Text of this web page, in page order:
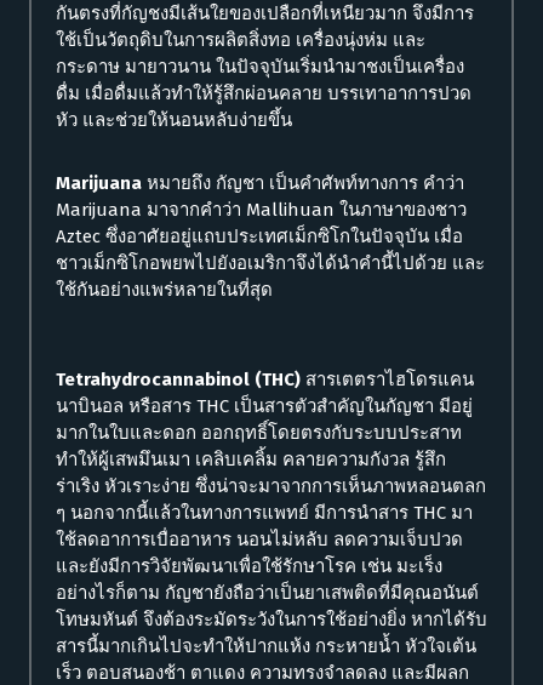
กันตรงที่กัญชงมีเส้นใยของเปลือกที่เหนียวมาก จึงมีการ
ใช้เป็นวัตถุดิบในการผลิตสิ่งทอ เครื่องนุ่งห่ม และ
กระดาษ มายาวนาน ในปัจจุบันเริ่มนำมาชงเป็นเครื่อง
ดื่ม เมื่อดื่มแล้วทำให้รู้สึกผ่อนคลาย บรรเทาอาการปวด
หัว และช่วยให้นอนหลับง่ายขึ้น
Marijuana หมายถึง กัญชา เป็นคำศัพท์ทางการ คำว่า
Marijuana มาจากคำว่า Mallihuan ในภาษาของชาว
Aztec ซึ่งอาศัยอยู่แถบประเทศเม็กซิโกในปัจจุบัน เมื่อ
ชาวเม็กซิโกอพยพไปยังอเมริกาจึงได้นำคำนี้ไปด้วย และ
ใช้กันอย่างแพร่หลายในที่สุด
Tetrahydrocannabinol (THC) สารเตตราไฮโดรแคน
นาบินอล หรือสาร THC เป็นสารตัวสำคัญในกัญชา มีอยู่
มากในใบและดอก ออกฤทธิ์โดยตรงกับระบบประสาท
ทำให้ผู้เสพมึนเมา เคลิบเคลิ้ม คลายความกังวล รู้สึก
ร่าเริง หัวเราะง่าย ซึ่งน่าจะมาจากการเห็นภาพหลอนตลก
ๆ นอกจากนี้แล้วในทางการแพทย์ มีการนำสาร THC มา
ใช้ลดอาการเบื่ออาหาร นอนไม่หลับ ลดความเจ็บปวด
และยังมีการวิจัยพัฒนาเพื่อใช้รักษาโรค เช่น มะเร็ง
อย่างไรก็ตาม กัญชายังถือว่าเป็นยาเสพติดที่มีคุณอนันต์
โทษมหันต์ จึงต้องระมัดระวังในการใช้อย่างยิ่ง หากได้รับ
สารนี้มากเกินไปจะทำให้ปากแห้ง กระหายน้ำ หัวใจเต้น
เร็ว ตอบสนองช้า ตาแดง ความทรงจำลดลง และมีผลก